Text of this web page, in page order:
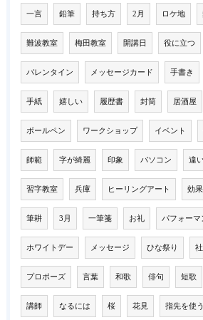
一言 鉛筆 持ち方 2月 ロケ地
難波教室 梅田教室 開講日 役に立つ
バレンタイン メッセージカード 手書き
手紙 嬉しい 履歴書 封筒 居酒屋
ボールペン ワークショップ イベント
師範 字が綺麗 印象 パソコン 違
習字教室 兵庫 ヒーリングアート 効果
筆耕 3月 一筆箋 お礼 パフォーマ
ホワイトデー メッセージ ひな祭り
プロポーズ 言葉 和歌 俳句 短歌
講師 なるには 桜 花見 指先を使う